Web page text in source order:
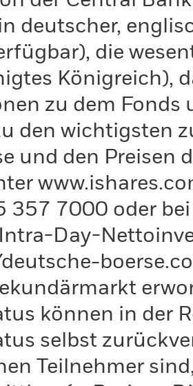
deutscher,
die
Königreich),
zu dem Fonds
den wichtigsten
und den Preisen
357 7000 oder
Day-
können in der
selbst
Teilnehmer